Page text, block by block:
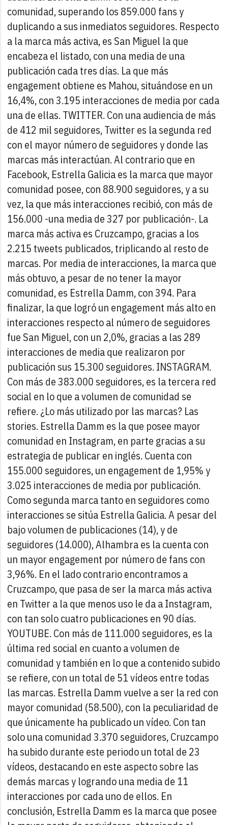
comunidad, superando los 859.000 fans y
duplicando a sus inmediatos seguidores. Respecto
a la marca más activa, es San Miguel la que
encabeza el listado, con una media de una
publicación cada tres días. La que más
engagement obtiene es Mahou, situándose en un
16,4%, con 3.195 interacciones de media por cada
una de ellas. TWITTER. Con una audiencia de más
de 412 mil seguidores, Twitter es la segunda red
con el mayor número de seguidores y donde las
marcas más interactúan. Al contrario que en
Facebook, Estrella Galicia es la marca que mayor
comunidad posee, con 88.900 seguidores, y a su
vez, la que más interacciones recibió, con más de
156.000 -una media de 327 por publicación-. La
marca más activa es Cruzcampo, gracias a los
2.215 tweets publicados, triplicando al resto de
marcas. Por media de interacciones, la marca que
más obtuvo, a pesar de no tener la mayor
comunidad, es Estrella Damm, con 394. Para
finalizar, la que logró un engagement más alto en
interacciones respecto al número de seguidores
fue San Miguel, con un 2,0%, gracias a las 289
interacciones de media que realizaron por
publicación sus 15.300 seguidores. INSTAGRAM.
Con más de 383.000 seguidores, es la tercera red
social en lo que a volumen de comunidad se
refiere. ¿Lo más utilizado por las marcas? Las
stories. Estrella Damm es la que posee mayor
comunidad en Instagram, en parte gracias a su
estrategia de publicar en inglés. Cuenta con
155.000 seguidores, un engagement de 1,95% y
3.025 interacciones de media por publicación.
Como segunda marca tanto en seguidores como
interacciones se sitúa Estrella Galicia. A pesar del
bajo volumen de publicaciones (14), y de
seguidores (14.000), Alhambra es la cuenta con
un mayor engagement por número de fans con
3,96%. En el lado contrario encontramos a
Cruzcampo, que pasa de ser la marca más activa
en Twitter a la que menos uso le da a Instagram,
con tan solo cuatro publicaciones en 90 días.
YOUTUBE. Con más de 111.000 seguidores, es la
última red social en cuanto a volumen de
comunidad y también en lo que a contenido subido
se refiere, con un total de 51 vídeos entre todas
las marcas. Estrella Damm vuelve a ser la red con
mayor comunidad (58.500), con la peculiaridad de
que únicamente ha publicado un vídeo. Con tan
solo una comunidad 3.370 seguidores, Cruzcampo
ha subido durante este periodo un total de 23
vídeos, destacando en este aspecto sobre las
demás marcas y logrando una media de 11
interacciones por cada uno de ellos. En
conclusión, Estrella Damm es la marca que posee